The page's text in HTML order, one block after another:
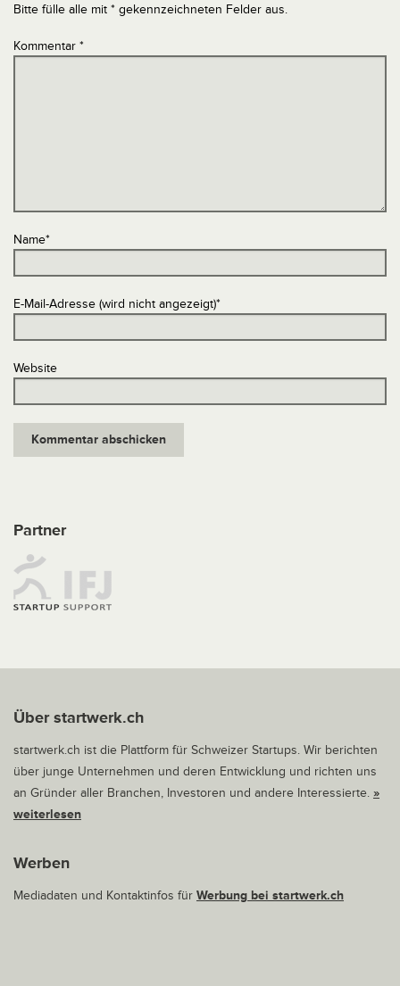
Bitte fülle alle mit * gekennzeichneten Felder aus.
Kommentar *
Name*
E-Mail-Adresse (wird nicht angezeigt)*
Website
Partner
Über startwerk.ch
startwerk.ch ist die Plattform für Schweizer Startups. Wir berichten
über junge Unternehmen und deren Entwicklung und richten uns
an Gründer aller Branchen, Investoren und andere Interessierte. »
weiterlesen
Werben
Mediadaten und Kontaktinfos für Werbung bei startwerk.ch